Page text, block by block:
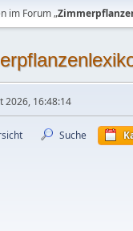
im Forum „
2026, 16:48:14
Suche